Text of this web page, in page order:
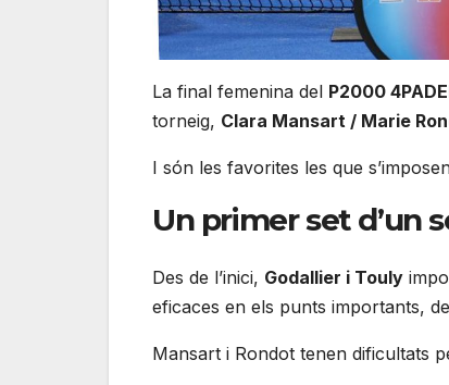
La final femenina del P2000
torneig, Clara Mansart / Marie
I són les favorites les que
Un primer set d’un
Des de l’inici, Godallier i Touly
eficaces en els punts importants,
Mansart i Rondot tenen dificultats